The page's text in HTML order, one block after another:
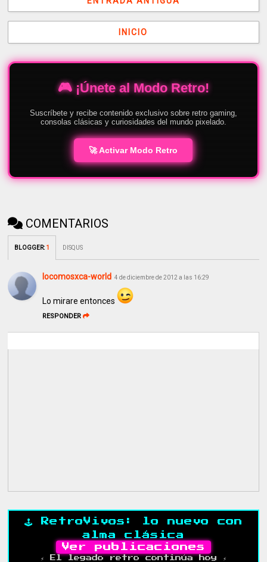
INICIO
🎮 ¡Únete al Modo Retro!
Suscríbete y recibe contenido exclusivo sobre retro gaming,
consolas clásicas y curiosidades del mundo pixelado.
🚀 Activar Modo Retro
COMENTARIOS
BLOGGER: 1 DISQUS
locomosxca-world 4 de diciembre de 2012 a las 16:29
Lo mirare entonces
RESPONDER
🕹️ RetroVivos: lo nuevo con
alma clásica
Ver publicaciones
⚡ El legado retro continúa hoy ⚡